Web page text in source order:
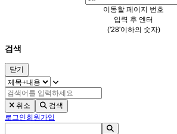
이동할 페이지 번호
입력 후 엔터
('28'이하의 숫자)
검색
닫기
취소
검색
로그인회원가입